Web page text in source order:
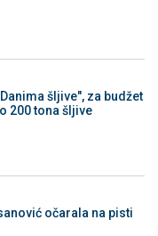
šljive", za budžet
200 tona šljive
očarala na pisti